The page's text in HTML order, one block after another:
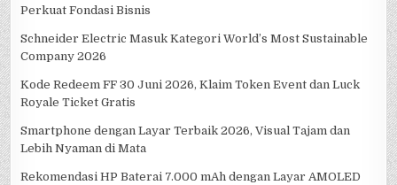
Perkuat Fondasi Bisnis
Schneider Electric Masuk Kategori World’s Most Sustainable
Company 2026
Kode Redeem FF 30 Juni 2026, Klaim Token Event dan Luck
Royale Ticket Gratis
Smartphone dengan Layar Terbaik 2026, Visual Tajam dan
Lebih Nyaman di Mata
Rekomendasi HP Baterai 7.000 mAh dengan Layar AMOLED